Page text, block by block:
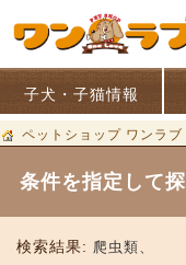
子犬・子猫情報
ペットショップ ワンラ
条件を指定して
検索結果: 爬虫類、